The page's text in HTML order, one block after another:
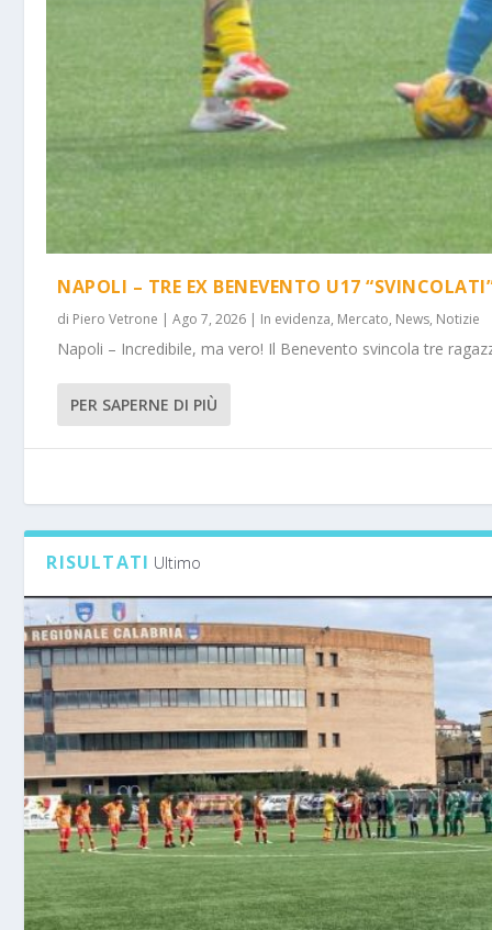
NAPOLI – TRE EX BENEVENTO U17
di Piero Vetrone |Ago 7, 2026 | In evidenza, Mercato, News, Notizie
Napoli – Incredibile, ma vero! Il Benevento svincola tre
PER SAPERNE DI PIÙ
RISULTATI Ultimo